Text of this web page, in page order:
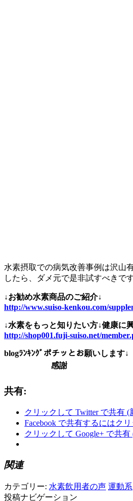
水素摂取での病気改善事例は沢山
したら、ダメ元で是非試すべきです
↓お勧め水素商品のご紹介↓
http://www.suiso-kenkou.com/
↓水素をもっと知りたい方↓健康に
http://shop001.fuji-suiso.net/
blogﾗﾝｷﾝｸﾞポチッとお願いします↓
感謝
共有:
クリックして Twitter で共有
Facebook で共有するにはク
クリックして Google+ で共
関連
カテゴリー: 水素飲用者の声 運動系
投稿ナビゲーション